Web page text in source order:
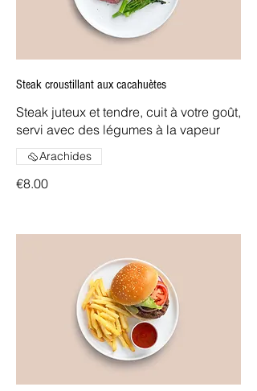
Steak croustillant aux cacahuètes
Steak juteux et tendre, cuit à votre goût,
servi avec des légumes à la vapeur
€8.00
Arachides